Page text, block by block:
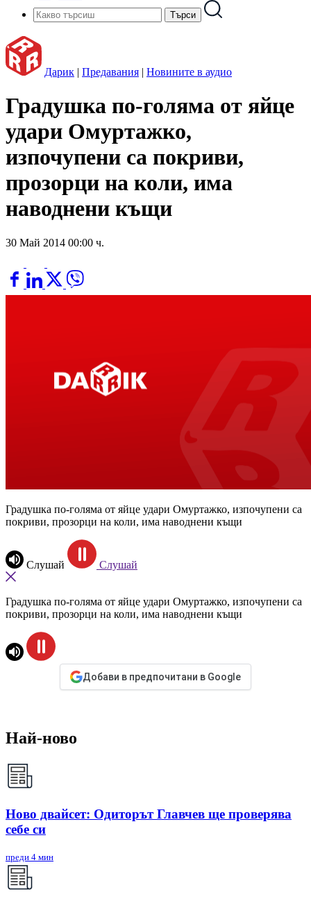
Дарик | Предавания | Новините в аудио
Градушка по-голяма от яйце
удари Омуртажко,
изпочупени са покриви,
прозорци на коли, има
наводнени къщи
30 Май 2014 00:00 ч.
Градушка по-голяма от яйце удари Омуртажко, изпочупени са
покриви, прозорци на коли, има наводнени къщи
Слушай Слушай
Градушка по-голяма от яйце удари Омуртажко, изпочупени са
покриви, прозорци на коли, има наводнени къщи
Добави в предпочитани в Google
Най-ново
Ново двайсет: Одиторът Главчев ще проверява
себе си
преди 4 мин